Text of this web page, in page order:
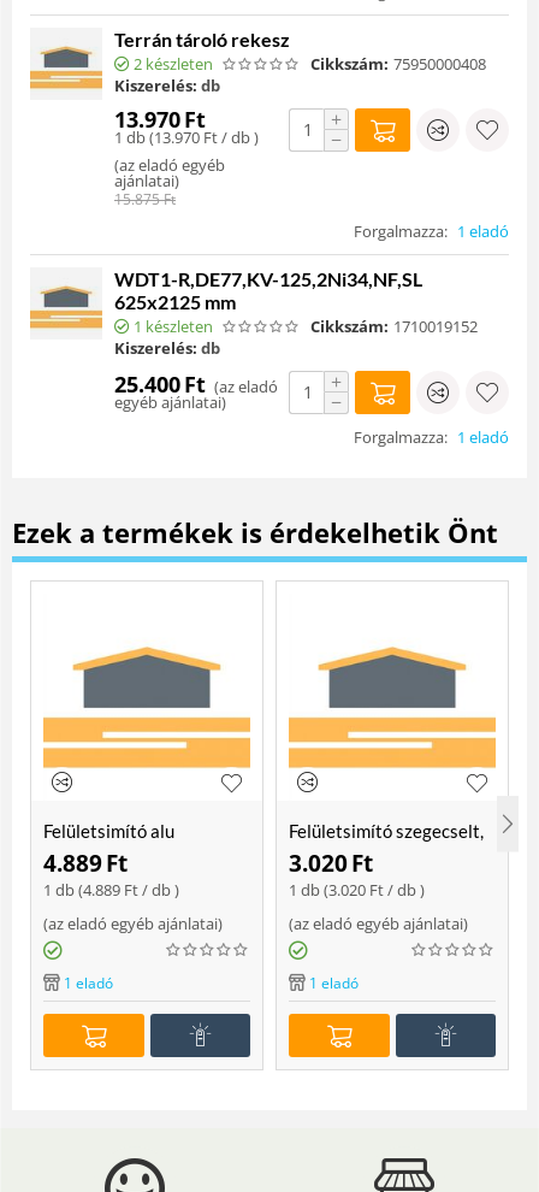
Terrán tároló rekesz
2 készleten Cikkszám: 75950000408
Kiszerelés: db
13.970Ft
1 db (13.970 Ft/ db )
(az eladó egyéb
ajánlatai)
15.875Ft
+
−
Forgalmazza: 1 eladó
WDT1-R,DE77,KV-125,2Ni34,NF,SL
625x2125 mm
1 készleten Cikkszám: 1710019152
Kiszerelés: db
25.400Ft (az eladó
egyéb ajánlatai)
+
−
Forgalmazza: 1 eladó
Ezek a termékek is érdekelhetik Önt
Felületsimító alu
erősített, rome 400 mm
Soft
4.889Ft
1 db (4.889 Ft/ db )
(az eladó egyéb ajánlatai)
1 eladó
Felületsimító szegecselt,
rome 400mm
3.020Ft
1 db (3.020 Ft/ db )
(az eladó egyéb ajánlatai)
1 eladó